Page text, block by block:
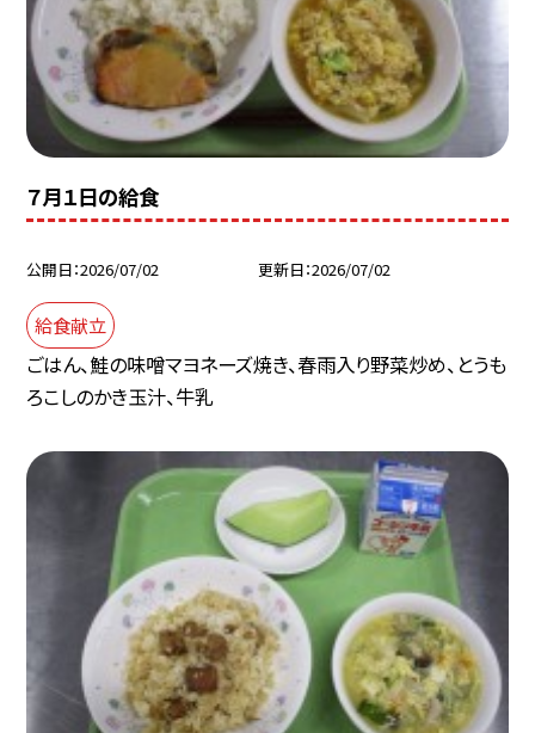
７月１日の給食
公開日 2026/07/02 更新日 2026/07/02
給食献立
ごはん、鮭の味噌マヨネーズ焼き、春雨入り野菜炒め、とうも
ろこしのかき玉汁、牛乳